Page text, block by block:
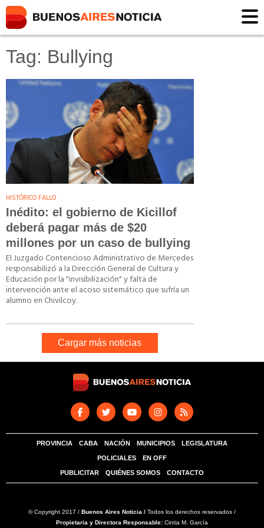
Tag: Bullying
HISTÓRICO FALLO
Inédito: el gobierno de Kicillof
deberá pagar más de $20
millones por un caso de bullying
El Juzgado Contencioso Administrativo de Mercedes
responsabilizó a la Dirección General de Cultura y
Educación por la "invisibilización" y falta de
intervención ante el acoso sistemático que sufría un
alumno en Chivilcoy.
Cargar más noticias
PROVINCIA CABA NACIÓN MUNICIPIOS LEGISLATURA
POLICIALES EN OFF
PUBLICITAR QUIÉNES SOMOS CONTACTO
© Copyright 2017 / Buenos Aires Noticia / Todos los derechos reservados /
Propietaria y Directora Responsable: Cintia M. García